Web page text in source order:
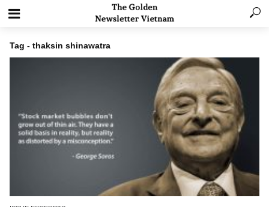
Tag - thaksin shinawatra